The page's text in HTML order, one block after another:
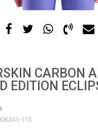
CARBON
EDITION
115